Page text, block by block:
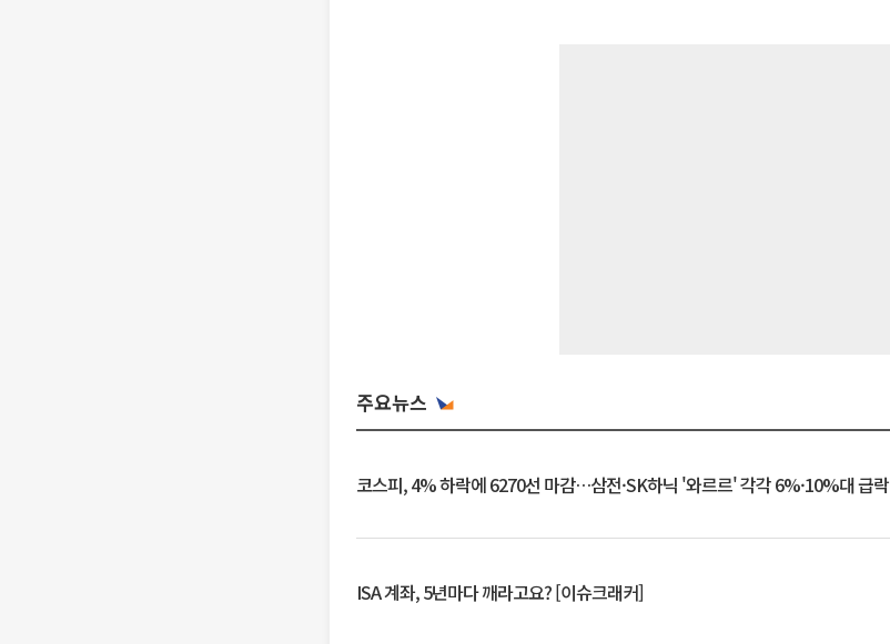
주요뉴스
코스피, 4% 하락에 6270선 마감…삼전·SK하닉 '와르르' 각각 6%·10%대 급락
ISA 계좌, 5년마다 깨라고요? [이슈크래커]